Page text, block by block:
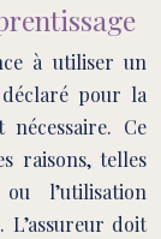
à utiliser un
pour la
nécessaire. Ce
raisons, telles
l’utilisation
doit